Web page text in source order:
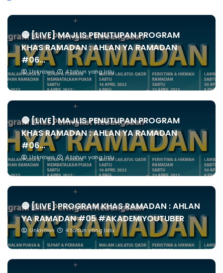
🔴 [LIVE] MAJLIS PENUTUPAN PROGRAM
KHAS RAMADAN : AHLAN YA RAMADAN
#06...
Unknown 4 tahun yang lalu
🔴 [LIVE] MAJLIS PENUTUPAN PROGRAM
KHAS RAMADAN : AHLAN YA RAMADAN
#06...
Unknown 4 tahun yang lalu
🔴 [LIVE] PROGRAM KHAS RAMADAN : AHLAN
YA RAMADAN #05 #AKADEMIYOUTUBER
Unknown 4 tahun yang lalu